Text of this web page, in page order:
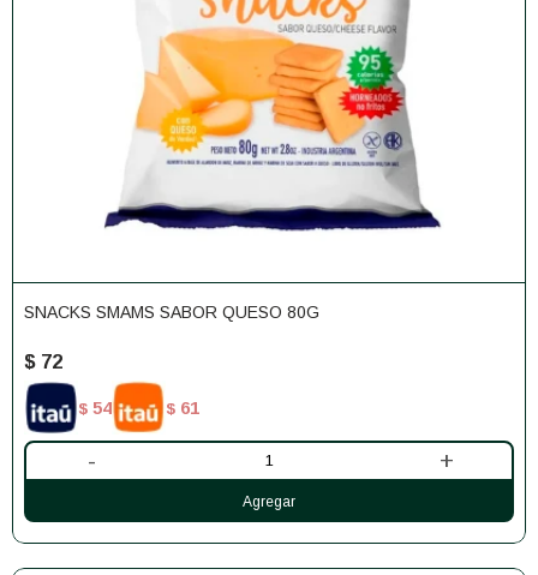
SNACKS SMAMS SABOR QUESO 80G
$ 72
$ 54 $ 61
- +